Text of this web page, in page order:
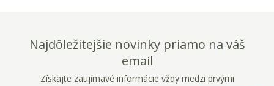
Najdôležitejšie novinky priamo na váš
email
Získajte zaujímavé informácie vždy medzi prvými